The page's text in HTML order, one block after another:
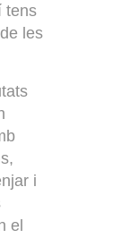
tens
les
i
el